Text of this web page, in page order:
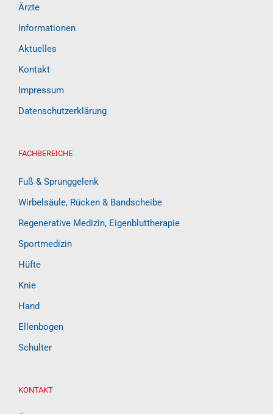
Ärzte
Informationen
Aktuelles
Kontakt
Impressum
Datenschutzerklärung
FACHBEREICHE
Fuß & Sprunggelenk
Wirbelsäule, Rücken & Bandscheibe
Regenerative Medizin, Eigenbluttherapie
Sportmedizin
Hüfte
Knie
Hand
Ellenbogen
Schulter
KONTAKT